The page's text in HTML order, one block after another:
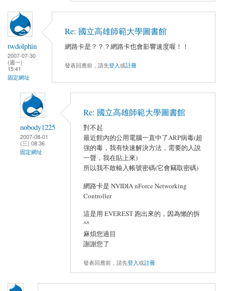
twdolphin
2007-07-30
(週一)
15:41
固定網址
Re: 國立高雄師範大學圖書館
網路卡是？？？網路卡也會影響速度喔！！
發表回應前，請先登入或註冊
nobody1225
2007-08-01
(三) 08:36
固定網址
Re: 國立高雄師範大學圖書館
對不起
最近館內的公用電腦一直中了ARP病毒(超
強的毒，我有快速解決方法，需要的人說
一聲，我在貼上來)
所以我不敢輸入帳號密碼(它會竊取密碼)
網路卡是 NVIDIA nForce Networking
Controller
這是用 EVEREST 跑出來的，因為懶的拆
^^
麻煩您過目
謝謝您了
發表回應前，請先登入或註冊